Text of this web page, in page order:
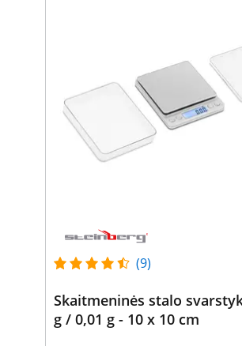
(9)
Skaitmeninės stalo
g / 0,01 g - 10 x 10 cm